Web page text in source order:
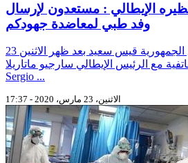
الإيطالي : مستعدون لإرسال
وفد طبي لمعاضدة جهودكم
زووم - أجرى رئيس الجمهورية قيس سعيد بعد ظهر الاثنين 23
هاتفية مع الرئيس الإيطالي سارجيو ماتاريلا
Sergio ...
الاثنين، 23 مارس، 2020 - 17:37